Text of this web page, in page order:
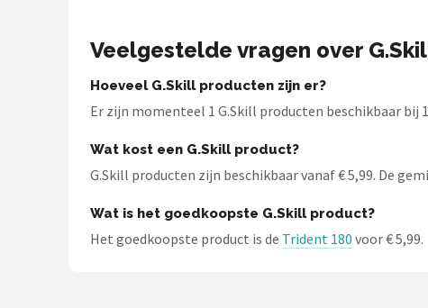
Unicorn
Alle merken →
Veelgestelde vragen over
Hoeveel G.Skill producten zijn er?
Er zijn momenteel 1 G.Skill producten beschikbaar bij
Wat kost een G.Skill product?
G.Skill producten zijn beschikbaar vanaf € 5,99. De
Wat is het goedkoopste G.Skill product?
Het goedkoopste product is de Trident 180 voor € 5,99.